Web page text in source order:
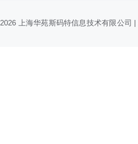
2026 上海华苑斯码特信息技术有限公司 |